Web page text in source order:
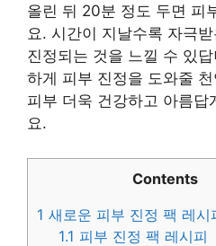
올린 뒤 20분 정도 두면 피
요. 시간이 지날수록 자극
진정되는 것을 느낄 수 있
하게 피부 진정을 도와줄
피부 더욱 건강하고 아름답
요.
Contents
1 새로운 피부 진정 팩 레시
1.1 피부 진정 팩 레시피